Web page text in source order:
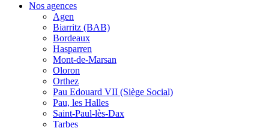
Nos agences
Agen
Biarritz (BAB)
Bordeaux
Hasparren
Mont-de-Marsan
Oloron
Orthez
Pau Edouard VII (Siège Social)
Pau, les Halles
Saint-Paul-lès-Dax
Tarbes